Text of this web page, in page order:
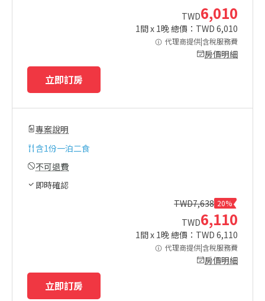
TWD6,010
1間 x 1晚 總價：TWD 6,010
代理商提供|含稅服務費
房價明細
立即訂房
專案說明
含1份一泊二食
不可退費
即時確認
TWD7,638 20%
TWD6,110
1間 x 1晚 總價：TWD 6,110
代理商提供|含稅服務費
房價明細
立即訂房